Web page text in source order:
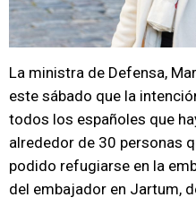
La ministra de Defensa,
este sábado que la
todos los españoles que
alrededor de 30 personas
podido refugiarse en la
del embajador en Jartum,